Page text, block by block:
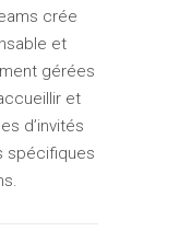
crée
et
gérées
et
d’invités
spécifiques